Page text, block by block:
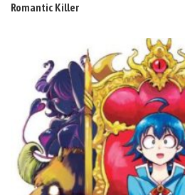
Romantic Killer